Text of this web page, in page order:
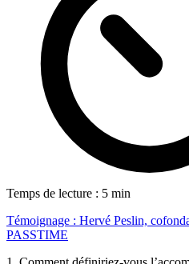
Temps de lecture : 5 min
Témoignage : Hervé Peslin,
PASSTIME